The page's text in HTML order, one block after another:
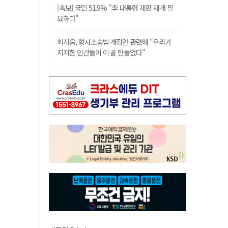
[속보] 국민 51.9% "李 대통령 재판 재개 필
요하다"
허지웅, 형사소송법 개정안 관련해 "우리가
지지한 인간들이 이 꼴 만들었다"